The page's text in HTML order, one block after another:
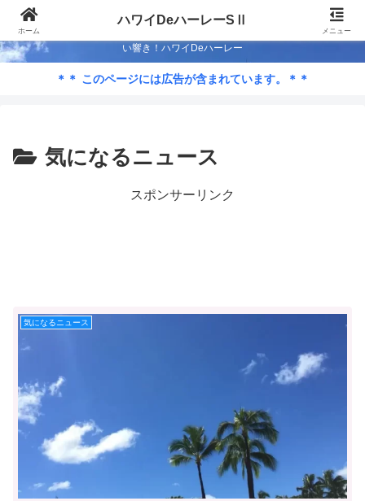
Season-Ⅱ 50歳も半ば…ハワイでハーレー ライフを満喫するため低予算カス
タム？ 2代目のストリートグライドで週末はライド！ 蒼い海…蒼い空…心地よ
い響き！ハワイDeハーレー
＊＊ このページには広告が含まれています。＊＊
気になるニュース
スポンサーリンク
気になるニュース
ホーム
ハワイDeハーレーSⅡ
メニュー